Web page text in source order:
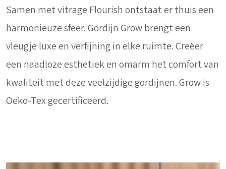
Samen met vitrage Flourish ontstaat er thuis een
harmonieuze sfeer. Gordijn Grow brengt een
vleugje luxe en verfijning in elke ruimte. Creëer
een naadloze esthetiek en omarm het comfort van
kwaliteit met deze veelzijdige gordijnen. Grow is
Oeko-Tex gecertificeerd.